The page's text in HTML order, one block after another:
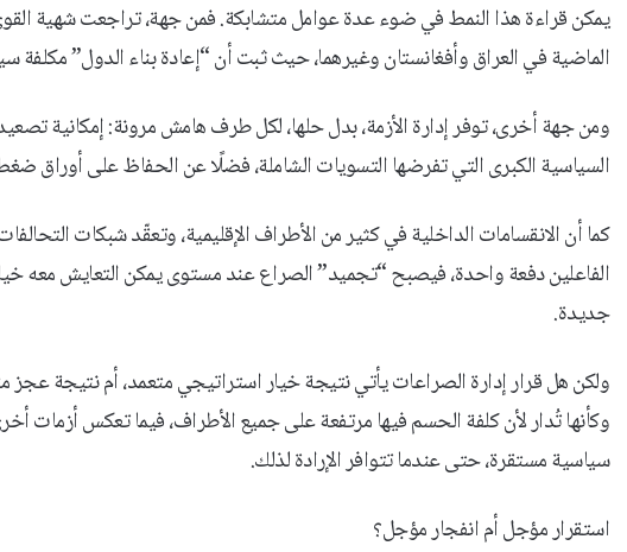
يمكن قراءة هذا النمط في ضوء عدة عوامل متشابكة. فمن جهة، تراجعت شهية
الماضية في العراق وأفغانستان وغيرهما، حيث ثبت أن “إعادة بناء الدول” مكلفة
ومن جهة أخرى، توفر إدارة الأزمة، بدل حلها، لكل طرف هامش مرونة: إمكانية
السياسية الكبرى التي تفرضها التسويات الشاملة، فضلًا عن الحفاظ على أوراق
كما أن الانقسامات الداخلية في كثير من الأطراف الإقليمية، وتعقّد شبكات
الفاعلين دفعة واحدة، فيصبح “تجميد” الصراع عند مستوى يمكن التعايش معه
جديدة.
ولكن هل قرار إدارة الصراعات يأتي نتيجة خيار استراتيجي متعمد، أم نتيجة
وكأنها تُدار لأن كلفة الحسم فيها مرتفعة على جميع الأطراف، فيما تعكس أزمات
سياسية مستقرة، حتى عندما تتوافر الإرادة لذلك.
استقرار مؤجل أم انفجار مؤجل؟